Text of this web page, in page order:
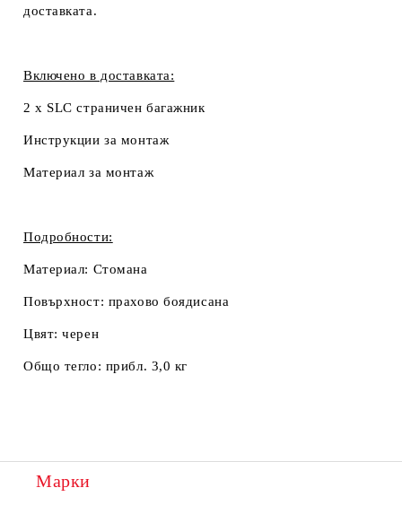
доставката.
Включено в доставката:
2 x SLC страничен багажник
Инструкции за монтаж
Материал за монтаж
Подробности:
Материал: Стомана
Повърхност: прахово боядисана
Цвят:черен
Общо тегло: прибл. 3,0 кг
Марки